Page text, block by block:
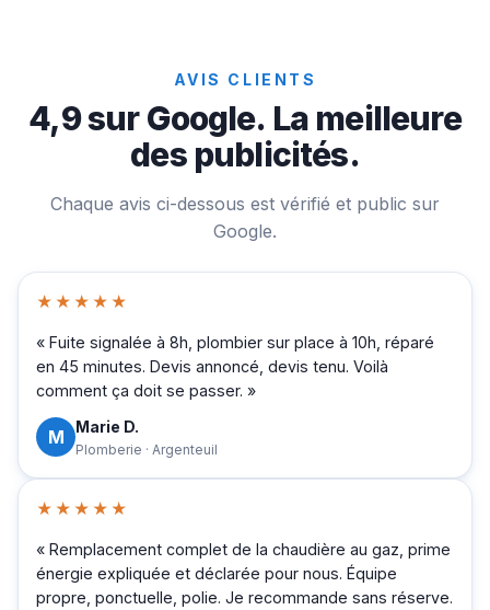
AVIS CLIENTS
4,9 sur Google. La meilleure
des publicités.
Chaque avis ci-dessous est vérifié et public sur
Google.
★★★★★
« Fuite signalée à 8h, plombier sur place à 10h, réparé
en 45 minutes. Devis annoncé, devis tenu. Voilà
comment ça doit se passer. »
M Marie D.
Plomberie · Argenteuil
★★★★★
« Remplacement complet de la chaudière au gaz, prime
énergie expliquée et déclarée pour nous. Équipe
propre, ponctuelle, polie. Je recommande sans réserve.